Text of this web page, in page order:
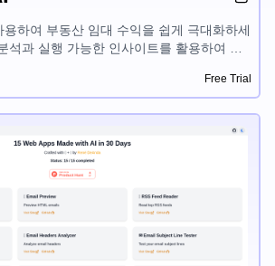
하여 부동산 임대 수익을 쉽게 극대화하세
석과 실행 가능한 인사이트를 활용하여 알
춤형 조언을 받으세요. AI 기반 부동산 인사
부동산 시장에서 더 큰 성공을 거두세요.
Free Trial